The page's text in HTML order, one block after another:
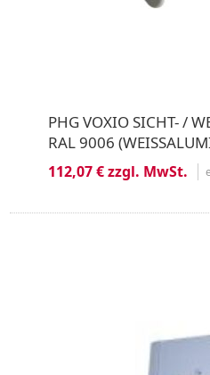
PHG VOXIO SICHT- /
RAL 9006
112,07 € zzgl. MwSt.